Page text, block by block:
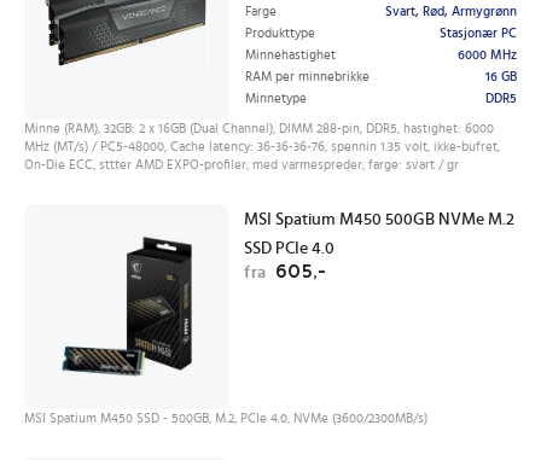
Farge
Svart, Rød, Armygrønn
Produkttype
Stasjonær PC
Minnehastighet
6000 MHz
RAM per minnebrikke
16 GB
Minnetype
DDR5
Minne (RAM), 32GB: 2 x 16GB (Dual Channel), DIMM 288-pin, DDR5, hastighet: 6000
MHz (MT/s) / PC5-48000, Cache latency: 36-36-36-76, spennin 1.35 volt, ikke-bufret,
On-Die ECC, sttter AMD EXPO-profiler, med varmespreder, farge: svart / gr
MSI Spatium M450 500GB NVMe M.2
SSD PCIe 4.0
fra
605,-
MSI Spatium M450 SSD - 500GB, M.2, PCIe 4.0, NVMe (3600/2300MB/s)